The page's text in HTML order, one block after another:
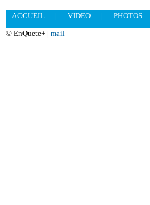
ACCUEIL | VIDEO | PHOTOS
© EnQuete+ | mail